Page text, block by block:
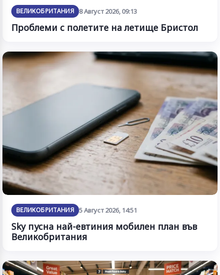
ВЕЛИКОБРИТАНИЯ 8 Август 2026, 09:13
Проблеми с полетите на летище Бристол
ВЕЛИКОБРИТАНИЯ 5 Август 2026, 14:51
Sky пусна най-евтиния мобилен план във
Великобритания